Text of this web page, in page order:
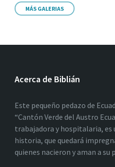
MÁS GALERIAS
Acerca de Biblián
Este pequeño pedazo de
“Cantón Verde del Austro
trabajadora y hospitalaria,
historia, que quedará
quienes nacieron y aman a su